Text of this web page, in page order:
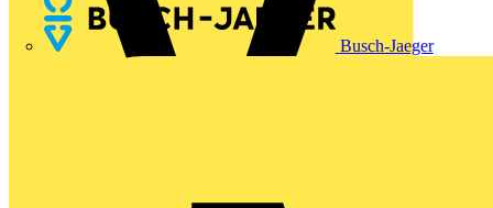
Busch-Jaeger